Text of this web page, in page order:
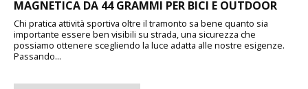
MAGNETICA DA 44 GRAMMI PER BICI E OUTDOOR
Chi pratica attività sportiva oltre il tramonto sa bene quanto sia
importante essere ben visibili su strada, una sicurezza che
possiamo ottenere scegliendo la luce adatta alle nostre esigenze.
Passando...